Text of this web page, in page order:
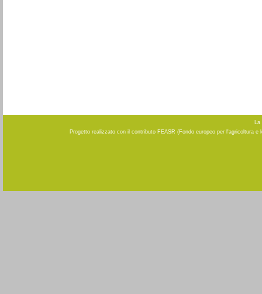
La
Progetto realizzato con il contributo FEASR (Fondo europeo per l'agricoltura